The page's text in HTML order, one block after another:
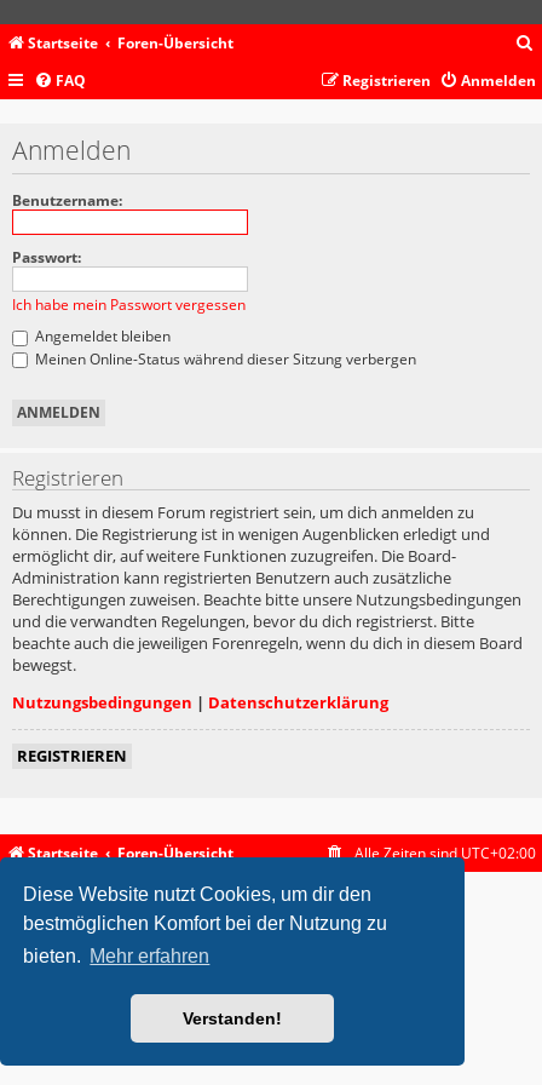
Diese Website nutzt Cookies, um dir den
bestmöglichen Komfort bei der Nutzung zu
bieten. Mehr erfahren
Verstanden!
Startseite Foren-Übersicht
c
FAQ Anmelden
Registrieren
Anmelden
Benutzername:
Passwort:
Ich habe mein Passwort vergessen
Angemeldet bleiben
Meinen Online-Status während dieser Sitzung verbergen
Registrieren
Du musst in diesem Forum registriert sein, um dich anmelden zu
können. Die Registrierung ist in wenigen Augenblicken erledigt und
ermöglicht dir, auf weitere Funktionen zuzugreifen. Die Board-
Administration kann registrierten Benutzern auch zusätzliche
Berechtigungen zuweisen. Beachte bitte unsere Nutzungsbedingungen
und die verwandten Regelungen, bevor du dich registrierst. Bitte
beachte auch die jeweiligen Forenregeln, wenn du dich in diesem Board
bewegst.
Nutzungsbedingungen | Datenschutzerklärung
REGISTRIEREN
Startseite Foren-Übersicht Alle Zeiten sindUTC+02:00
metrolike style byEric SeguinUpdated for phpBB3.2 by
Powered byphpBB ® Forum Software © phpBB Limited
phpBB.de
Datenschutz